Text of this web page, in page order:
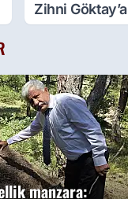
Zihni Göktay’a
veda
manzara: